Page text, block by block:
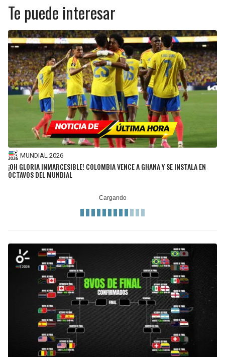
Te puede interesar
MUNDIAL 2026
¡OH GLORIA INMARCESIBLE! COLOMBIA VENCE A GHANA Y SE INSTALA EN
OCTAVOS DEL MUNDIAL